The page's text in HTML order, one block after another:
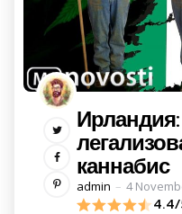
каннабис
Posted
by
admin 4
4.4/